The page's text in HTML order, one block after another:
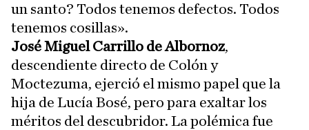
un santo? Todos tenemos defectos. Todos
tenemos cosillas».
José Miguel Carrillo de Albornoz,
descendiente directo de Colón y
Moctezuma, ejerció el mismo papel que la
hija de Lucía Bosé, pero para exaltar los
méritos del descubridor. La polémica fue